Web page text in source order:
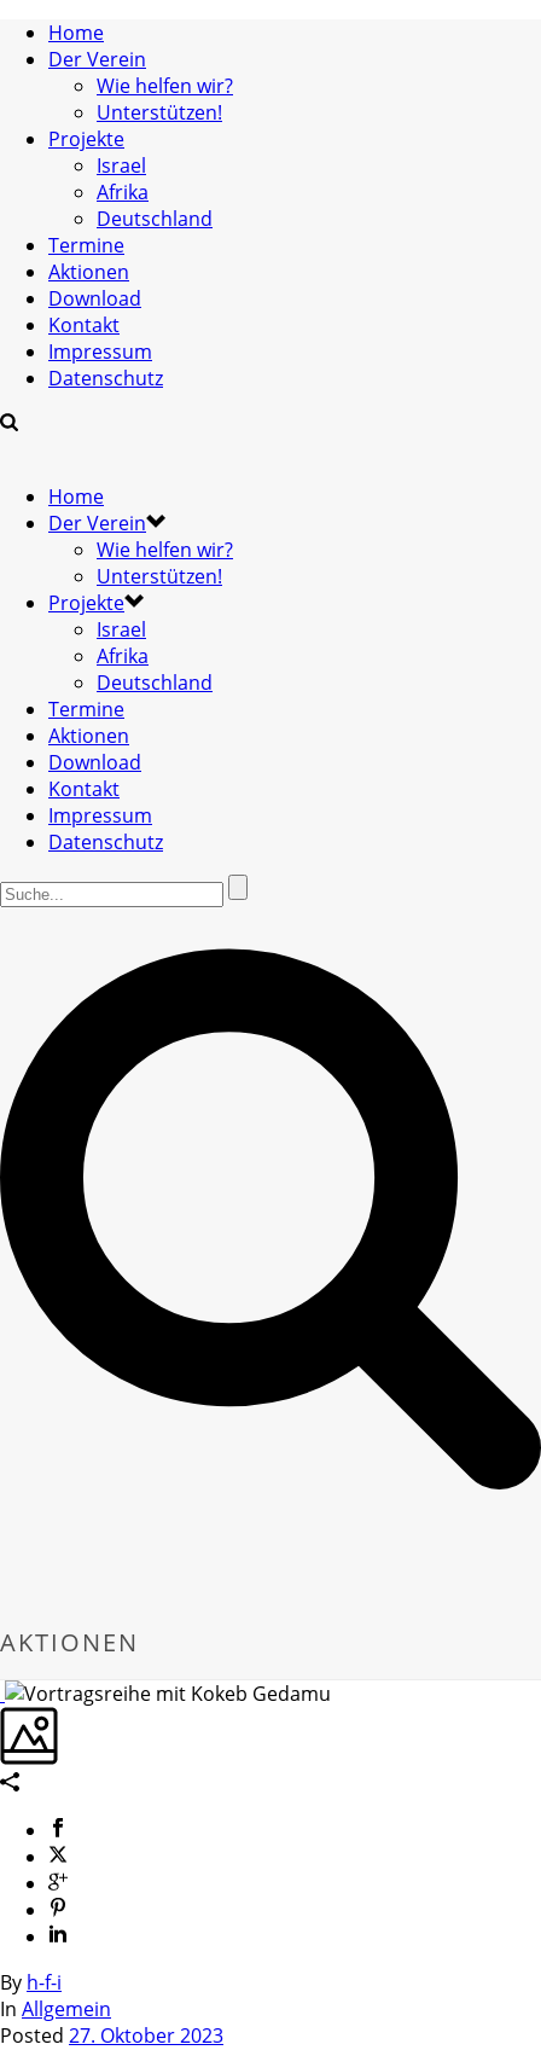
Home
Der Verein
Wie helfen wir?
Unterstützen!
Projekte
Israel
Afrika
Deutschland
Termine
Aktionen
Download
Kontakt
Impressum
Datenschutz
Home
Der Verein
Wie helfen wir?
Unterstützen!
Projekte
Israel
Afrika
Deutschland
Termine
Aktionen
Download
Kontakt
Impressum
Datenschutz
AKTIONEN
By h-f-i
In Allgemein
Posted 27. Oktober 2023